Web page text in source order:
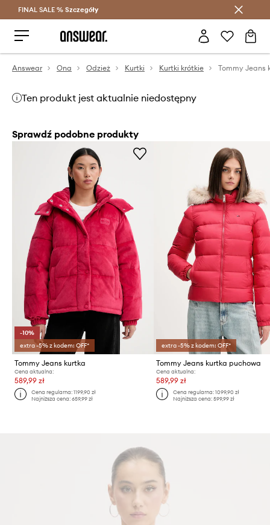
Oszczędzaj z Answear Club >
FINAL SALE % Szczegóły
Answear Ona Odzież Kurtki Kurtki krótkie
Ten produkt jest aktualnie niedostępny
Sprawdź podobne produkty
-10%
extra -5% z kodem: OFF*
Tommy Jeans kurtka
Cena aktualna:
589,99 zł
Cena regularna:1199,90 zł
Najniższa cena:659,99 zł
extra -5% z kodem: OFF*
Tommy Jeans kurtka puchowa
Cena aktualna:
589,99 zł
Cena regularna: 1099,90 zł
Najniższa cena: 599,99 zł